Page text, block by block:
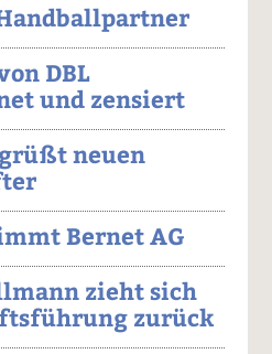
DBL
und zensiert
neuen
Bernet AG
zieht sich
zurück